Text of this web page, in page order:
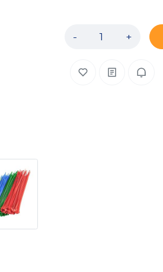
- +